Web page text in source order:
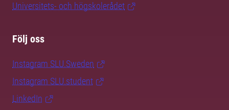
Universitets- och högskolerådet
Följ oss
Instagram SLU.Sweden
Instagram SLU.student
LinkedIn